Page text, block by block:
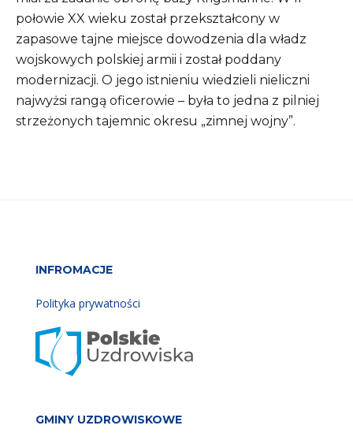
połowie XX wieku został przekształcony w
zapasowe tajne miejsce dowodzenia dla władz
wojskowych polskiej armii i został poddany
modernizacji. O jego istnieniu wiedzieli nieliczni
najwyżsi rangą oficerowie – była to jedna z pilniej
strzeżonych tajemnic okresu „zimnej wojny”.
INFROMACJE
Polityka prywatności
GMINY UZDROWISKOWE